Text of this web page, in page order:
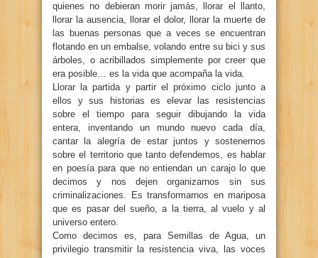
quienes no debieran morir jamás, llorar el llanto,
llorar la ausencia, llorar el dolor, llorar la muerte de
las buenas personas que a veces se encuentran
flotando en un embalse, volando entre su bici y sus
árboles, o acribillados simplemente por creer que
era posible… es la vida que acompaña la vida.
Llorar la partida y partir el próximo ciclo junto a
ellos y sus historias es elevar las resistencias
sobre el tiempo para seguir dibujando la vida
entera, inventando un mundo nuevo cada día,
cantar la alegría de estar juntos y sostenernos
sobre el territorio que tanto defendemos, es hablar
en poesía para que no entiendan un carajo lo que
decimos y nos dejen organizarnos sin sus
criminalizaciones. Es transformarnos en mariposa
que es pasar del sueño, a la tierra, al vuelo y al
universo entero.
Como decimos es, para Semillas de Agua, un
privilegio transmitir la resistencia viva, las voces